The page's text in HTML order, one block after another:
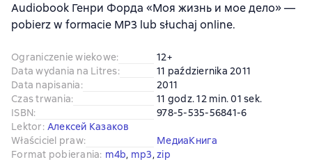
Audiobook Генри Форда «Моя жизнь и мое дело» —
pobierz w formacie MP3 lub słuchaj online.
Ograniczenie wiekowe:
12+
Data wydania na Litres:
11 października 2011
Data napisania:
2011
Czas trwania:
11 godz. 12 min. 01 sek.
ISBN:
978-5-535-56841-6
Lektor: Алексей Казаков
Właściciel praw:
МедиаКнига
Format pobierania: m4b, mp3, zip